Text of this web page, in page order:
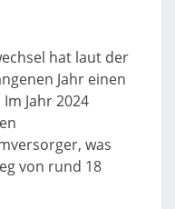
hat laut der
Jahr einen
Jahr 2024
was
von rund 18